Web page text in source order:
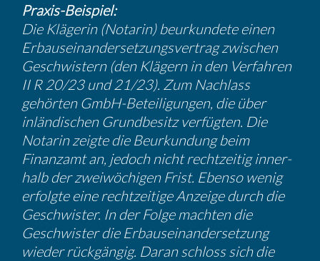
Praxis-Beispiel:
Die Klägerin (Notarin) beurkun­dete einen
Erbaus­ein­an­der­set­zungs­ver­trag zwischen
Geschwis­tern (den Klägern in den Verfahren
II R 20/23 und 21/23). Zum Nachlass
gehörten GmbH-Betei­li­gungen, die über
inlän­di­schen Grund­be­sitz verfügten. Die
Notarin zeigte die Beurkun­dung beim
Finanzamt an, jedoch nicht recht­zeitig inner­
halb der zweiwö­chigen Frist. Ebenso wenig
erfolgte eine recht­zei­tige Anzeige durch die
Geschwister. In der Folge machten die
Geschwister die Erbaus­ein­an­der­set­zung
wieder rückgängig. Daran schloss sich die